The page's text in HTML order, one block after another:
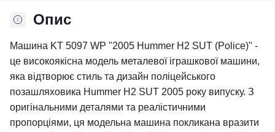
Опис
Машина KT 5097 WP "2005 Hummer H2 SUT (Police)" -
це високоякісна модель металевої іграшкової машини,
яка відтворює стиль та дизайн поліцейського
позашляховика Hummer H2 SUT 2005 року випуску. З
оригінальними деталями та реалістичними
пропорціями, ця модельна машина покликана вразити